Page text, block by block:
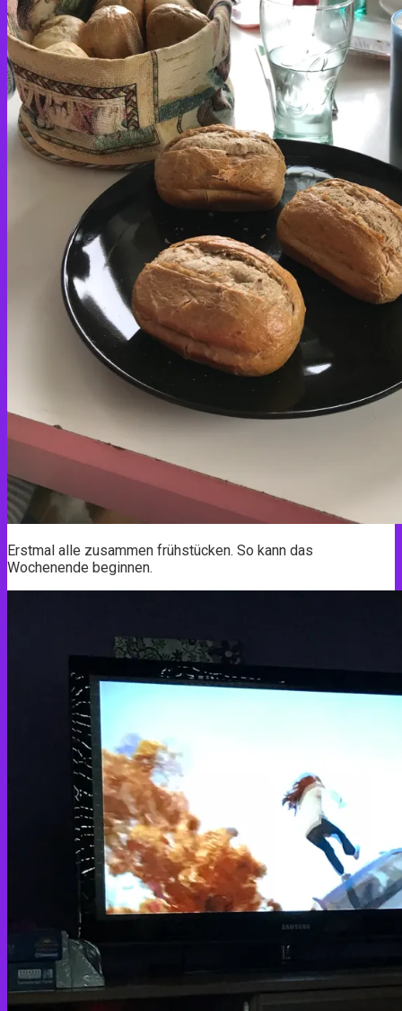
Erstmal alle zusammen frühstücken. So kann das
Wochenende beginnen.